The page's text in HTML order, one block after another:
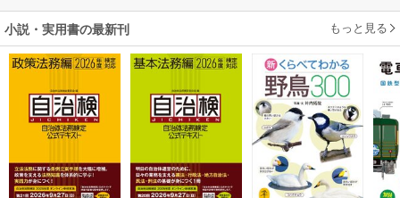
二度目は串刺し回
小説・実用書の最新刊 もっと見る